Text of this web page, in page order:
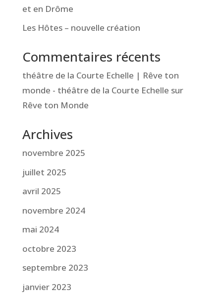
et en Drôme
Les Hôtes – nouvelle création
Commentaires récents
théâtre de la Courte Echelle | Rêve ton
monde - théâtre de la Courte Echelle sur
Rêve ton Monde
Archives
novembre 2025
juillet 2025
avril 2025
novembre 2024
mai 2024
octobre 2023
septembre 2023
janvier 2023